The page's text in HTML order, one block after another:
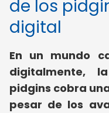
de los
digital
En un mundo
digitalmente,
pidgins cobra
pesar de los